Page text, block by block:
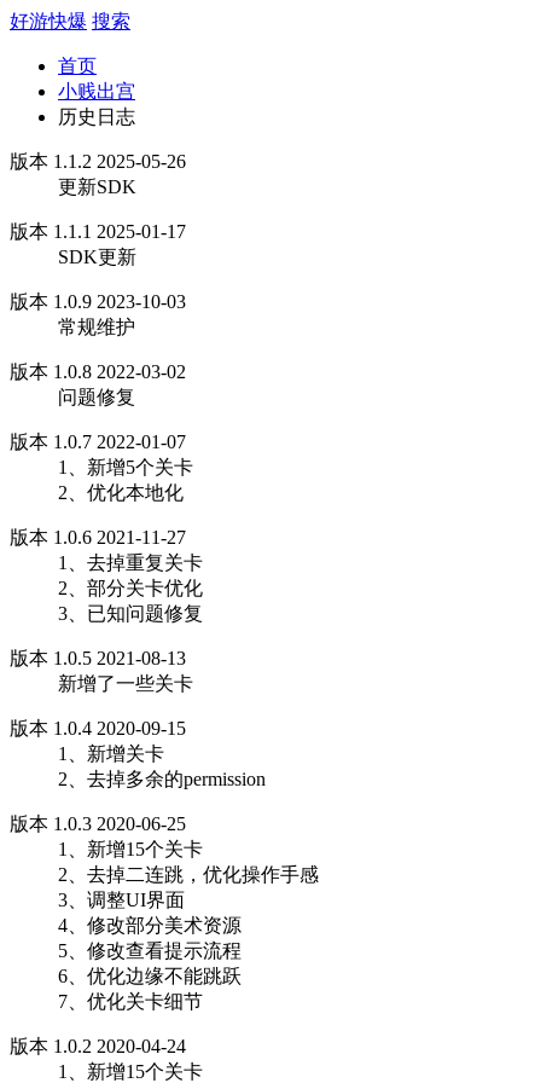
好游快爆 搜索
首页
小贱出宫
历史日志
版本 1.1.2 2025-05-26
更新SDK
版本 1.1.1 2025-01-17
SDK更新
版本 1.0.9 2023-10-03
常规维护
版本 1.0.8 2022-03-02
问题修复
版本 1.0.7 2022-01-07
1、新增5个关卡
2、优化本地化
版本 1.0.6 2021-11-27
1、去掉重复关卡
2、部分关卡优化
3、已知问题修复
版本 1.0.5 2021-08-13
新增了一些关卡
版本 1.0.4 2020-09-15
1、新增关卡
2、去掉多余的permission
版本 1.0.3 2020-06-25
1、新增15个关卡
2、去掉二连跳，优化操作手感
3、调整UI界面
4、修改部分美术资源
5、修改查看提示流程
6、优化边缘不能跳跃
7、优化关卡细节
版本 1.0.2 2020-04-24
1、新增15个关卡